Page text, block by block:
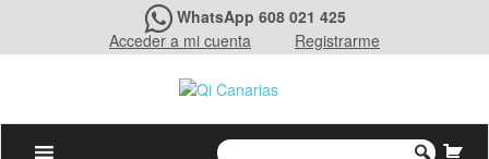
WhatsApp 608 021 425
Acceder a mi cuenta
Registrarme